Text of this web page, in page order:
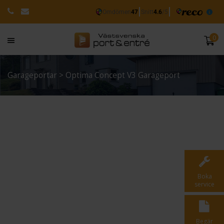
Begär
Boka
service
0
Garageportar > Optima Concept V3 Garageport